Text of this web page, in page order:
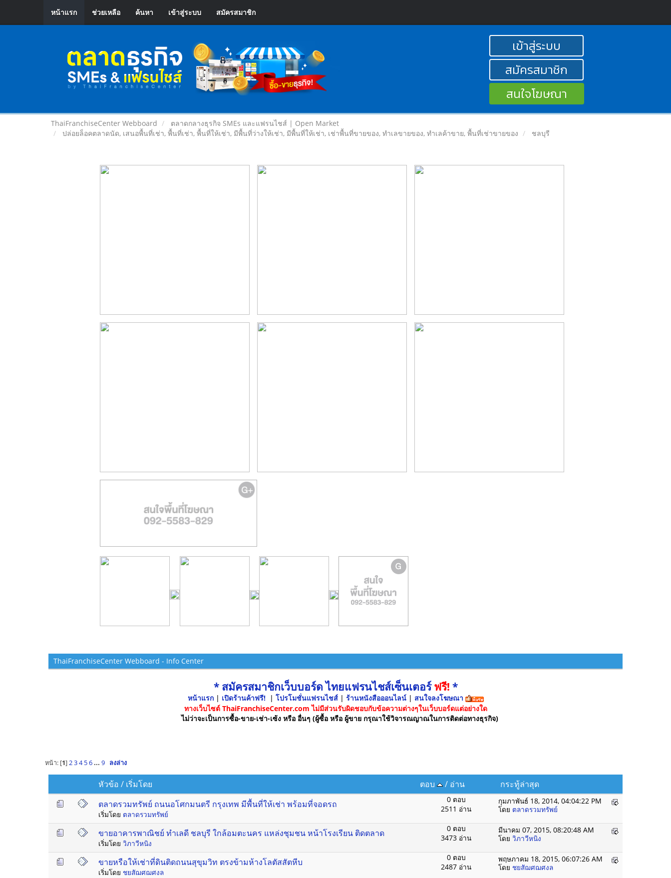
หน้าแรก ช่วยเหลือ ค้นหา เข้าสู่ระบบ สมัครสมาชิก
เข้าสู่ระบบ
สมัครสมาชิก
สนใจโฆษณา
ThaiFranchiseCenter Webboard
ตลาดกลางธุรกิจ SMEs และแฟรนไชส์ | Open Market
ปล่อยล็อคตลาดนัด, เสนอพื้นที่เช่า, พื้นที่เช่า, พื้นที่ให้เช่า, มีพื้นที่ว่างให้เช่า, มีพื้นที่ให้เช่า, เช่าพื้นที่ขายของ, ทําเลขายของ, ทำเลค้าขาย, พื้นที่เช่าขายของ
ชลบุรี
ThaiFranchiseCenter Webboard - Info Center
* สมัครสมาชิกเว็บบอร์ด ไทยแฟรนไชส์เซ็นเตอร์ฟรี! *
หน้าแรก| เปิดร้านค้าฟรี! | โปรโมชั่นแฟรนไชส์ | ร้านหนังสือออนไลน์ | สนใจลงโฆษณา
ทางเว็บไซต์ ThaiFranchiseCenter.com ไม่มีส่วนรับผิดชอบกับข้อความต่างๆในเว็บบอร์ดแต่อย่างใด
ไม่ว่าจะเป็นการซื้อ-ขาย-เช่า-เซ้ง หรือ อื่นๆ (ผู้ซื้อ หรือ ผู้ขาย กรุณาใช้วิจารณญาณในการติดต่อทางธุรกิจ)
หน้า: [1]2 3 4 5 6 ... 9 ลงล่าง
หัวข้อ / เริ่มโดย ตอบ / อ่าน
กระทู้ล่าสุด
ตลาดรวมทรัพย์ ถนนอโศกมนตรี กรุงเทพ มีพื้นที่ให้เช่า พร้อมที่จอดรถ
เริ่มโดย ตลาดรวมทรัพย์
0 ตอบ
2511 อ่าน
กุมภาพันธ์ 18, 2014, 04:04:22 PM
โดย ตลาดรวมทรัพย์
ขายอาคารพาณิชย์ ทำเลดี ชลบุรี ใกล้อมตะนคร แหล่งชุมชน หน้าโรงเรียน ติดตลาด
เริ่มโดย วิภาวีหนิง
0 ตอบ
3473 อ่าน
มีนาคม 07, 2015, 08:20:48 AM
โดย วิภาวีหนิง
ขายหรือให้เช่าที่ดินติดถนนสุขุมวิท ตรงข้ามห้างโลตัสสัตหีบ
เริ่มโดย ชยสัฌศฌศงล
0 ตอบ
2487 อ่าน
พฤษภาคม 18, 2015, 06:07:26 AM
โดย ชยสัฌศฌศงล